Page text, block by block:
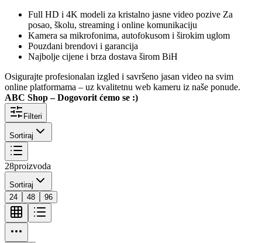
Full HD i 4K modeli za kristalno jasne video pozive Za
posao, školu, streaming i online komunikaciju
Kamera sa mikrofonima, autofokusom i širokim uglom
Pouzdani brendovi i garancija
Najbolje cijene i brza dostava širom BiH
Osigurajte profesionalan izgled i savršeno jasan video na svim
online platformama – uz kvalitetnu web kameru iz naše ponude.
ABC Shop – Dogovorit ćemo se :)
Filteri
Sortiraj
28proizvoda
Sortiraj
24
48 96